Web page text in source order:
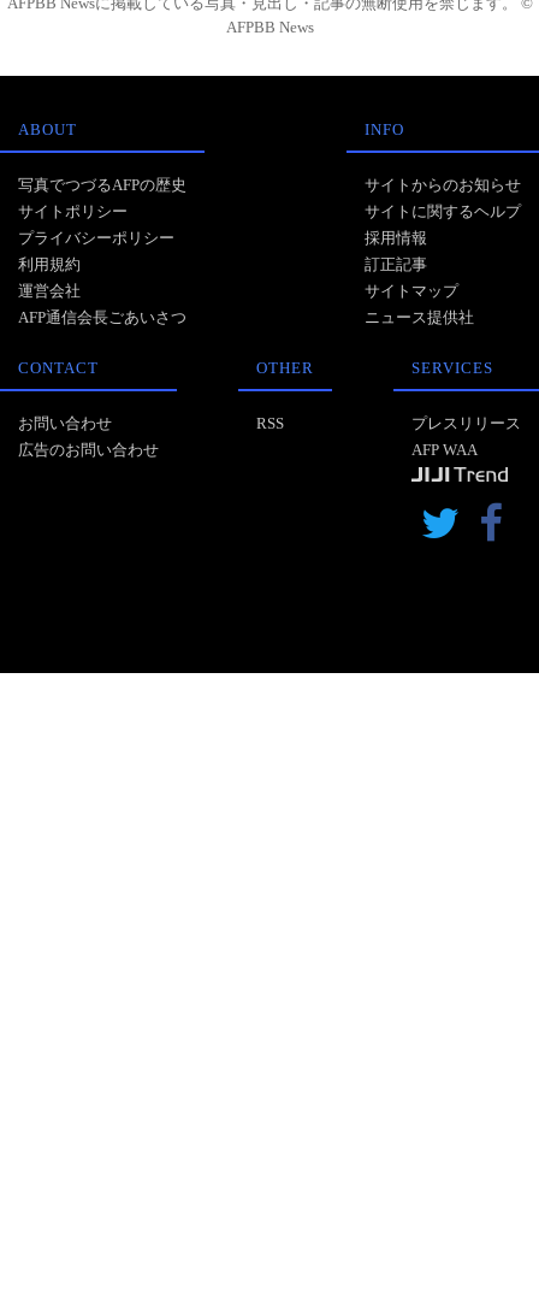
AFPBB News
ABOUT
写真でつづるAFPの歴史
サイトポリシー
プライバシーポリシー
利用規約
運営会社
AFP通信会長ごあいさつ
INFO
サイトからのお知らせ
サイトに関するヘルプ
採用情報
訂正記事
サイトマップ
ニュース提供社
CONTACT
お問い合わせ
広告のお問い合わせ
OTHER
RSS
SERVICES
プレスリリース
AFP WAA